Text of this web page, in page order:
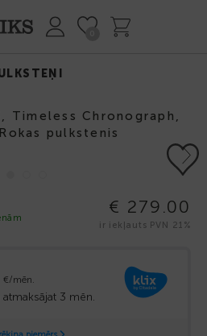
Timeless Chronograph,
pulkstenis
Next
€ 279.00
ir iekļauts PVN 21%